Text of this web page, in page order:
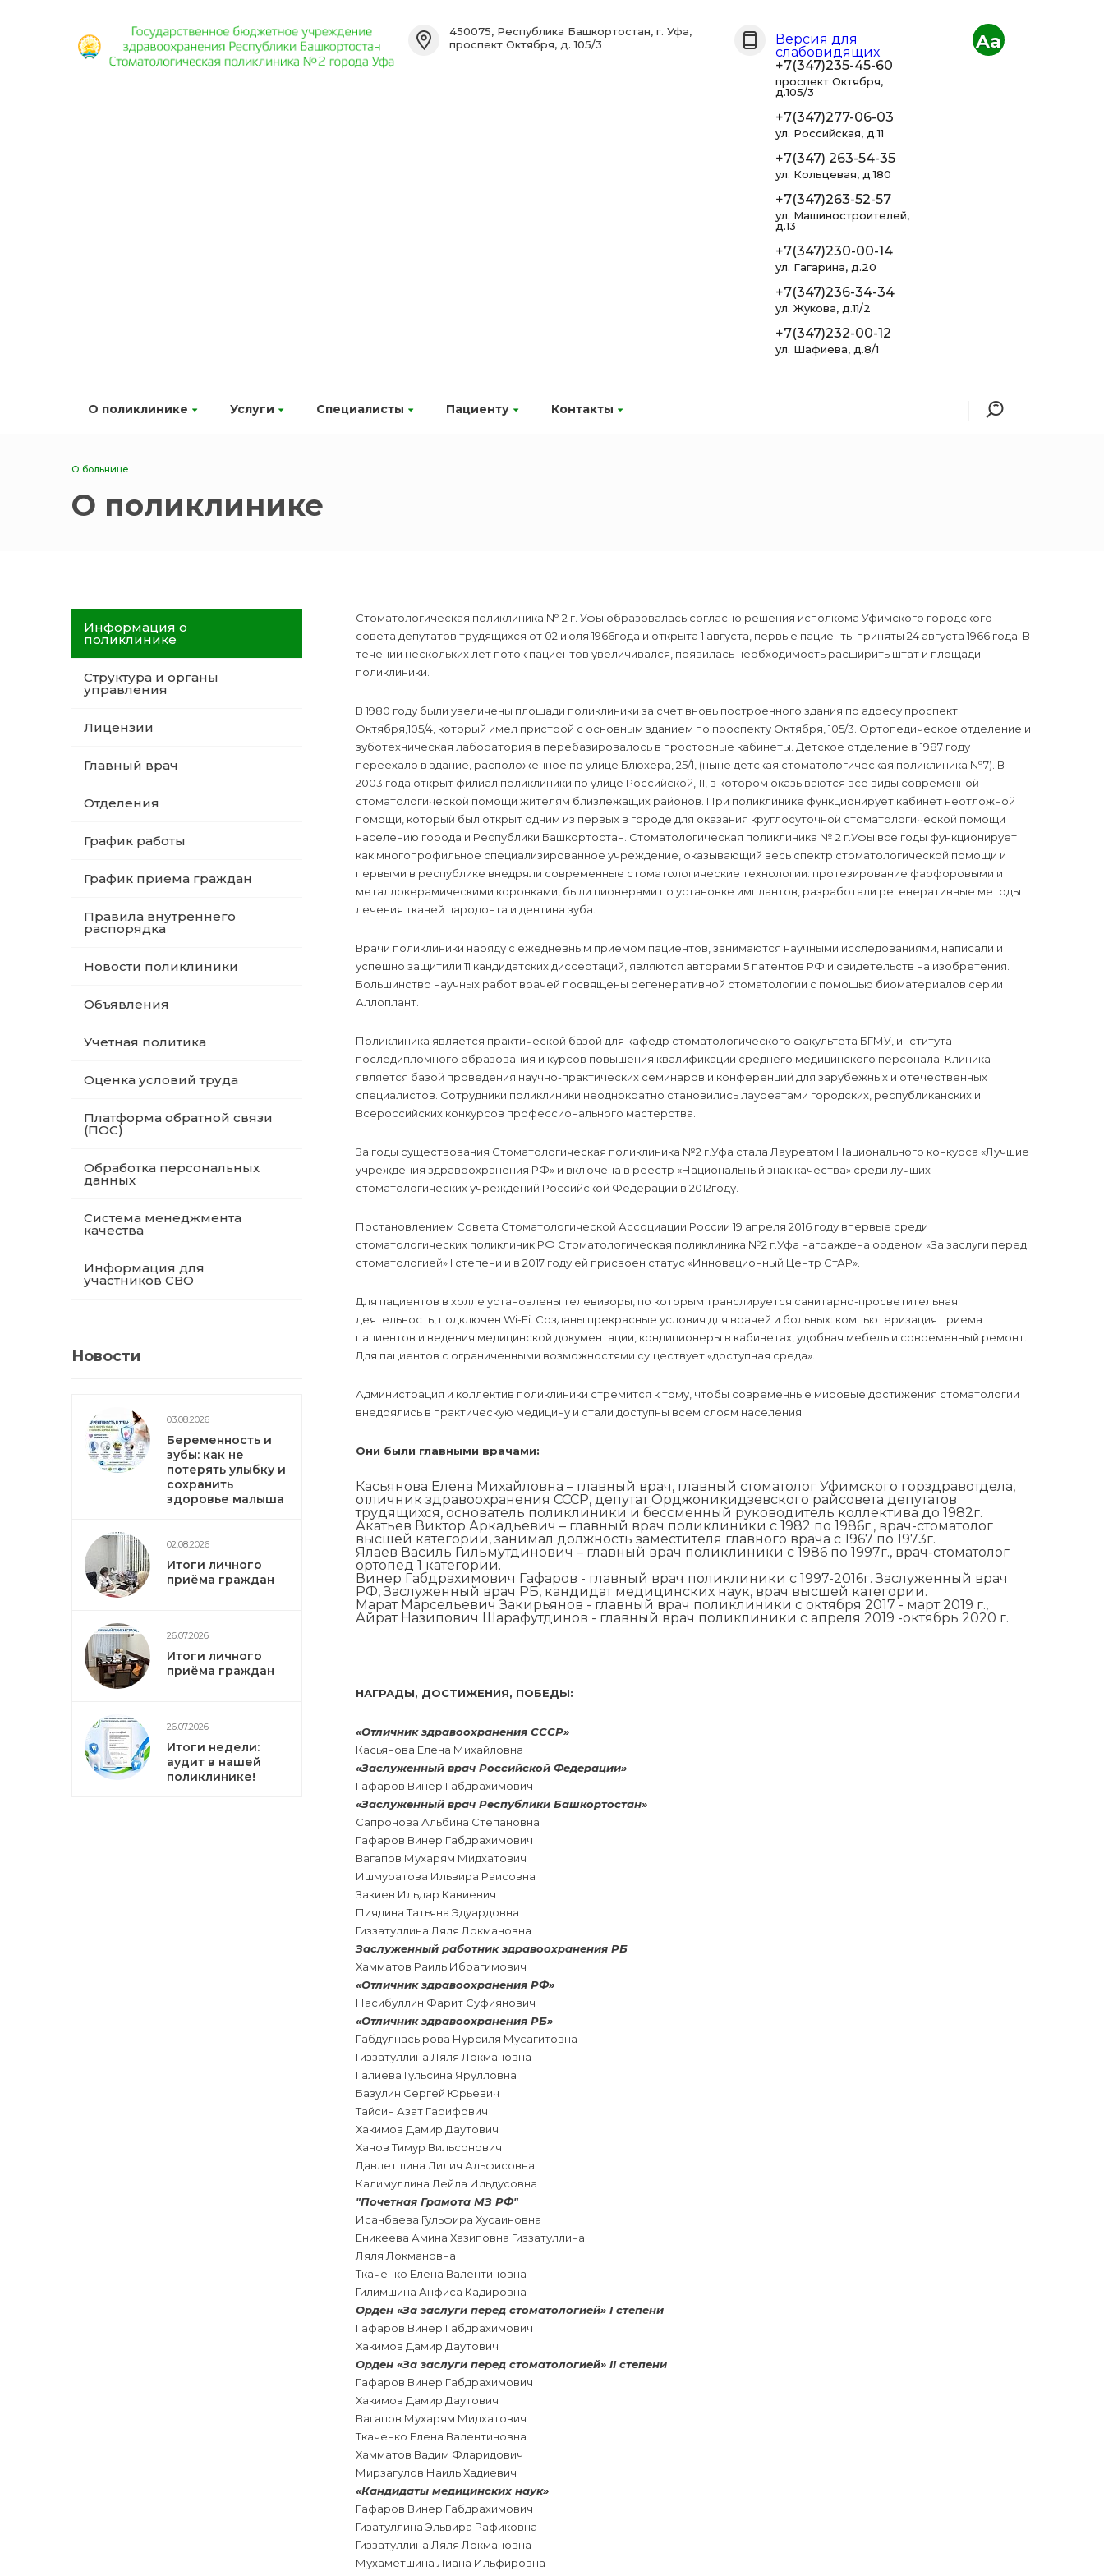
О поликлинике Услуги Специалисты Пациенту Контакты
450075, Республика Башкортостан, г. Уфа,
проспект Октября, д. 105/3
Версия для
слабовидящих
+7(347)235-45-60
проспект Октября,
д.105/3
+7(347)277-06-03
ул. Российская, д.11
+7(347) 263-54-35
ул. Кольцевая, д.180
+7(347)263-52-57
ул. Машиностроителей,
д.13
+7(347)230-00-14
ул. Гагарина, д.20
+7(347)236-34-34
ул. Жукова, д.11/2
+7(347)232-00-12
ул. Шафиева, д.8/1
Aa
О больнице
О поликлинике
Информация о
поликлинике
Структура и органы
управления
Лицензии
Главный врач
Отделения
График работы
График приема граждан
Правила внутреннего
распорядка
Новости поликлиники
Объявления
Учетная политика
Оценка условий труда
Платформа обратной связи
(ПОС)
Обработка персональных
данных
Система менеджмента
качества
Информация для
участников СВО
Новости
03.08.2026
Беременность и
зубы: как не
потерять улыбку и
сохранить
здоровье малыша
02.08.2026
Итоги личного
приёма граждан
26.07.2026
Итоги личного
приёма граждан
26.07.2026
Итоги недели:
аудит в нашей
поликлинике!
Стоматологическая поликлиника № 2 г. Уфы образовалась согласно решения исполкома Уфимского городского
совета депутатов трудящихся от 02 июля 1966года и открыта 1 августа, первые пациенты приняты 24 августа 1966 года. В
течении нескольких лет поток пациентов увеличивался, появилась необходимость расширить штат и площади
поликлиники.
В 1980 году были увеличены площади поликлиники за счет вновь построенного здания по адресу проспект
Октября,105/4, который имел пристрой с основным зданием по проспекту Октября, 105/3. Ортопедическое отделение и
зуботехническая лаборатория в перебазировалось в просторные кабинеты. Детское отделение в 1987 году
переехало в здание, расположенное по улице Блюхера, 25/1, (ныне детская стоматологическая поликлиника №7). В
2003 года открыт филиал поликлиники по улице Российской, 11, в котором оказываются все виды современной
стоматологической помощи жителям близлежащих районов. При поликлинике функционирует кабинет неотложной
помощи, который был открыт одним из первых в городе для оказания круглосуточной стоматологической помощи
населению города и Республики Башкортостан. Стоматологическая поликлиника № 2 г.Уфы все годы функционирует
как многопрофильное специализированное учреждение, оказывающий весь спектр стоматологической помощи и
первыми в республике внедряли современные стоматологические технологии: протезирование фарфоровыми и
металлокерамическими коронками, были пионерами по установке имплантов, разработали регенеративные методы
лечения тканей пародонта и дентина зуба.
Врачи поликлиники наряду с ежедневным приемом пациентов, занимаются научными исследованиями, написали и
успешно защитили 11 кандидатских диссертаций, являются авторами 5 патентов РФ и свидетельств на изобретения.
Большинство научных работ врачей посвящены регенеративной стоматологии с помощью биоматериалов серии
Аллоплант.
Поликлиника является практической базой для кафедр стоматологического факультета БГМУ, института
последипломного образования и курсов повышения квалификации среднего медицинского персонала. Клиника
является базой проведения научно-практических семинаров и конференций для зарубежных и отечественных
специалистов. Сотрудники поликлиники неоднократно становились лауреатами городских, республиканских и
Всероссийских конкурсов профессионального мастерства.
За годы существования Стоматологическая поликлиника №2 г.Уфа стала Лауреатом Национального конкурса «Лучшие
учреждения здравоохранения РФ» и включена в реестр «Национальный знак качества» среди лучших
стоматологических учреждений Российской Федерации в 2012году.
Постановлением Совета Стоматологической Ассоциации России 19 апреля 2016 году впервые среди
стоматологических поликлиник РФ Стоматологическая поликлиника №2 г.Уфа награждена орденом «За заслуги перед
стоматологией» I степени и в 2017 году ей присвоен статус «Инновационный Центр СтАР».
Для пациентов в холле установлены телевизоры, по которым транслируется санитарно-просветительная
деятельность, подключен Wi-Fi. Созданы прекрасные условия для врачей и больных: компьютеризация приема
пациентов и ведения медицинской документации, кондиционеры в кабинетах, удобная мебель и современный ремонт.
Для пациентов с ограниченными возможностями существует «доступная среда».
Администрация и коллектив поликлиники стремится к тому, чтобы современные мировые достижения стоматологии
внедрялись в практическую медицину и стали доступны всем слоям населения.
Они были главными врачами:
Касьянова Елена Михайловна – главный врач, главный стоматолог Уфимского горздравотдела,
отличник здравоохранения СССР, депутат Орджоникидзевского райсовета депутатов
трудящихся, основатель поликлиники и бессменный руководитель коллектива до 1982г.
Акатьев Виктор Аркадьевич – главный врач поликлиники с 1982 по 1986г., врач-стоматолог
высшей категории, занимал должность заместителя главного врача с 1967 по 1973г.
Ялаев Василь Гильмутдинович – главный врач поликлиники с 1986 по 1997г., врач-стоматолог
ортопед 1 категории.
Винер Габдрахимович Гафаров - главный врач поликлиники с 1997-2016г. Заслуженный врач
РФ, Заслуженный врач РБ, кандидат медицинских наук, врач высшей категории.
Марат Марсельевич Закирьянов - главный врач поликлиники с октября 2017 - март 2019 г.,
Айрат Назипович Шарафутдинов - главный врач поликлиники с апреля 2019 -октябрь 2020 г.
НАГРАДЫ, ДОСТИЖЕНИЯ, ПОБЕДЫ:
«Отличник здравоохранения СССР»
Касьянова Елена Михайловна
«Заслуженный врач Российской Федерации»
Гафаров Винер Габдрахимович
«Заслуженный врач Республики Башкортостан»
Сапронова Альбина Степановна
Гафаров Винер Габдрахимович
Вагапов Мухарям Мидхатович
Ишмуратова Ильвира Раисовна
Закиев Ильдар Кавиевич
Пиядина Татьяна Эдуардовна
Гиззатуллина Ляля Локмановна
Заслуженный работник здравоохранения РБ
Хамматов Раиль Ибрагимович
«Отличник здравоохранения РФ»
Насибуллин Фарит Суфиянович
«Отличник здравоохранения РБ»
Габдулнасырова Нурсиля Мусагитовна
Гиззатуллина Ляля Локмановна
Галиева Гульсина Ярулловна
Базулин Сергей Юрьевич
Тайсин Азат Гарифович
Хакимов Дамир Даутович
Ханов Тимур Вильсонович
Давлетшина Лилия Альфисовна
Калимуллина Лейла Ильдусовна
"Почетная Грамота МЗ РФ"
Исанбаева Гульфира Хусаиновна
Еникеева Амина Хазиповна Гиззатуллина
Ляля Локмановна
Ткаченко Елена Валентиновна
Гилимшина Анфиса Кадировна
Орден «За заслуги перед стоматологией» I степени
Гафаров Винер Габдрахимович
Хакимов Дамир Даутович
Орден «За заслуги перед стоматологией» II степени
Гафаров Винер Габдрахимович
Хакимов Дамир Даутович
Вагапов Мухарям Мидхатович
Ткаченко Елена Валентиновна
Хамматов Вадим Фларидович
Мирзагулов Наиль Хадиевич
«Кандидаты медицинских наук»
Гафаров Винер Габдрахимович
Гизатуллина Эльвира Рафиковна
Гиззатуллина Ляля Локмановна
Мухаметшина Лиана Ильфировна